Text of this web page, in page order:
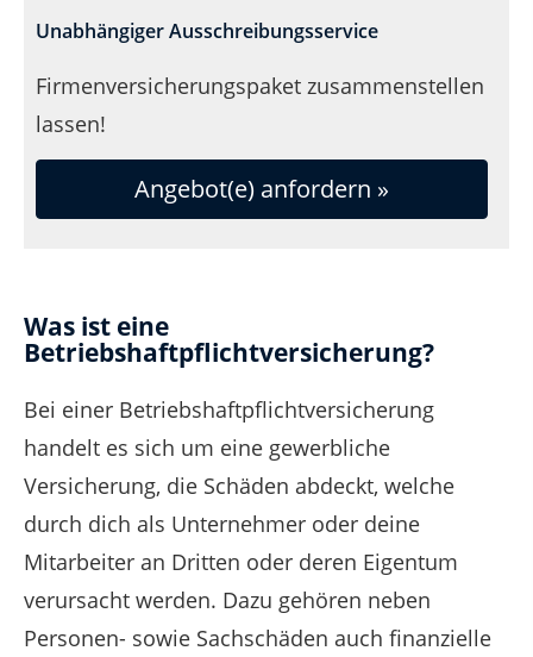
Unabhängiger Ausschreibungsservice
Firmenversicherungspaket zusammenstellen
lassen!
Angebot(e) anfordern »
Was ist eine
Betriebshaftpflichtversicherung?
Bei einer Betriebshaftpflichtversicherung
handelt es sich um eine gewerbliche
Versicherung, die Schäden abdeckt, welche
durch dich als Unternehmer oder deine
Mitarbeiter an Dritten oder deren Eigentum
verursacht werden. Dazu gehören neben
Personen- sowie Sachschäden auch finanzielle